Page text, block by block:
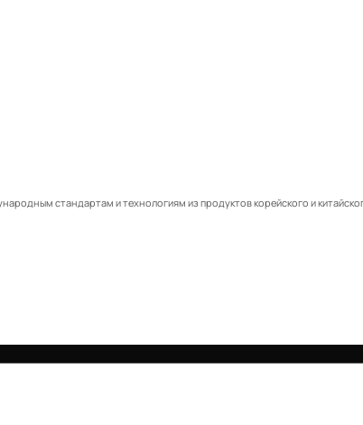
стандартам и технологиям из продуктов корейского и